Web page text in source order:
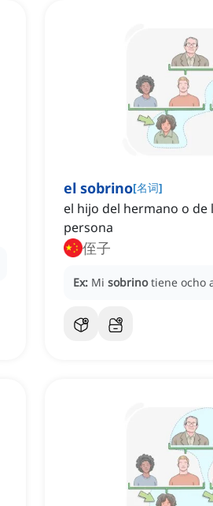
el sobrino[名词]
el hijo del hermano o de
persona
侄子
Ex: Mi sobrino tiene ocho